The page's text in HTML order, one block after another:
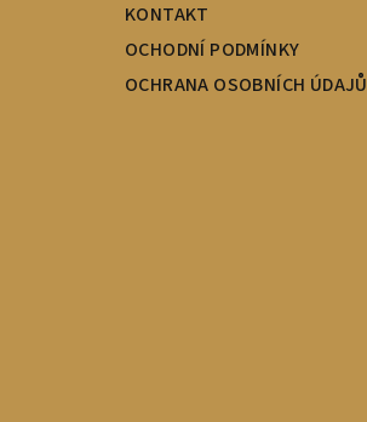
KONTAKT
OCHODNÍ PODMÍNKY
OCHRANA OSOBNÍCH ÚDAJŮ